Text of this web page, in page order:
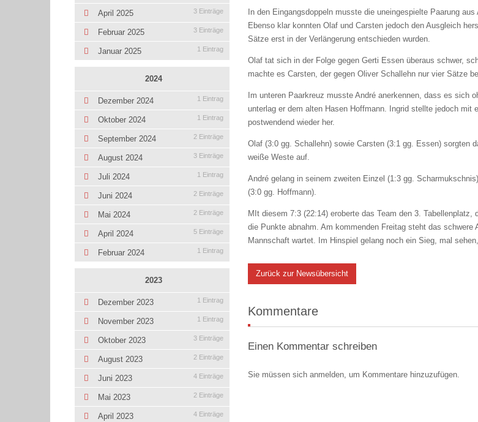
In den Eingangsdoppeln musste die uneingespielte Paarung
Ebenso klar konnten Olaf und Carsten jedoch den Ausgleich
Sätze erst in der Verlängerung entschieden wurden.
Olaf tat sich in der Folge gegen Gerti Essen überaus schwer,
machte es Carsten, der gegen Oliver Schallehn nur vier Sätze
Im unteren Paarkreuz musste André anerkennen, dass es
unterlag er dem alten Hasen Hoffmann. Ingrid stellte jedoch
postwendend wieder her.
Olaf (3:0 gg. Schallehn) sowie Carsten (3:1 gg. Essen) sorgten
weiße Weste auf.
André gelang in seinem zweiten Einzel (1:3 gg.
(3:0 gg. Hoffmann).
MIt diesem 7:3 (22:14) eroberte das Team den 3.
die Punkte abnahm. Am kommenden Freitag steht das
Mannschaft wartet. Im Hinspiel gelang noch ein Sieg, mal
Zurück zur Newsübersicht
Kommentare
Einen Kommentar schreiben
Sie müssen sich anmelden, um Kommentare hinzuzufügen.
April 2025 3 Einträge
Februar 2025 3 Einträge
Januar 2025 1 Eintrag
2024
Dezember 2024 1 Eintrag
Oktober 2024 1 Eintrag
September 2024 2 Einträge
August 2024 3 Einträge
Juli 2024 1 Eintrag
Juni 2024 2 Einträge
Mai 2024 2 Einträge
April 2024 5 Einträge
Februar 2024 1 Eintrag
2023
Dezember 2023 1 Eintrag
November 2023 1 Eintrag
Oktober 2023 3 Einträge
August 2023 2 Einträge
Juni 2023 4 Einträge
Mai 2023 2 Einträge
April 2023 4 Einträge